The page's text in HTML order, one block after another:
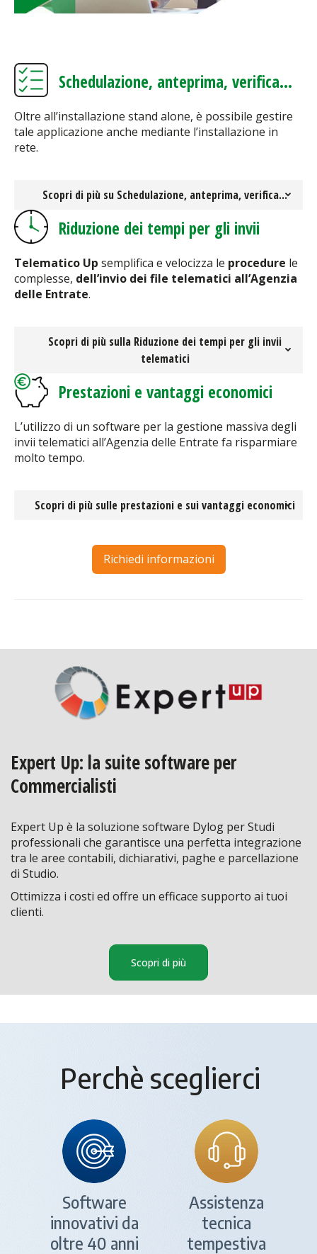
Schedulazione, anteprima, verifica...
Oltre all’installazione stand alone, è possibile gestire
tale applicazione anche mediante l’installazione in
rete.
Scopri di più su Schedulazione, anteprima, verifica...
Riduzione dei tempi per gli invii
Telematico Up semplifica e velocizza le procedure le
complesse, dell’invio dei file telematici all’Agenzia
delle Entrate.
Scopri di più sulla Riduzione dei tempi per gli invii
telematici
Prestazioni e vantaggi economici
L’utilizzo di un software per la gestione massiva degli
invii telematici all’Agenzia delle Entrate fa risparmiare
molto tempo.
Scopri di più sulle prestazioni e sui vantaggi economici
Richiedi informazioni
Expert Up: la suite software per
Commercialisti
Expert Up è la soluzione software Dylog per Studi
professionali che garantisce una perfetta integrazione
tra le aree contabili, dichiarativi, paghe e parcellazione
di Studio.
Ottimizza i costi ed offre un efficace supporto ai tuoi
clienti.
Scopri di più
Perchè sceglierci
Software
innovativi da
oltre 40 anni
Assistenza
tecnica
tempestiva